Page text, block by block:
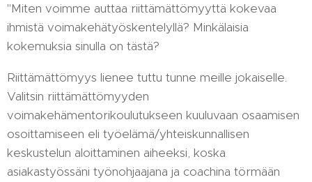
"Miten voimme auttaa riittämättömyyttä kokevaa
ihmistä voimakehätyöskentelyllä? Minkälaisia
kokemuksia sinulla on tästä?
Riittämättömyys lienee tuttu tunne meille jokaiselle.
Valitsin riittämättömyyden
voimakehämentorikoulutukseen kuuluvaan osaamisen
osoittamiseen eli työelämä/yhteiskunnallisen
keskustelun aloittaminen aiheeksi, koska
asiakastyössäni työnohjaajana ja coachina törmään